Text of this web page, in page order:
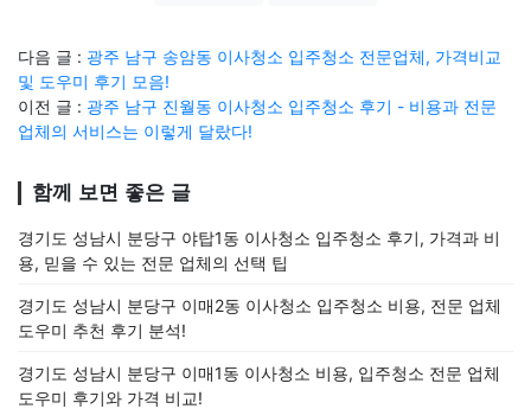
다음 글 : 광주 남구 송암동 이사청소 입주청소 전문업체, 가격비교
및 도우미 후기 모음!
이전 글 : 광주 남구 진월동 이사청소 입주청소 후기 - 비용과 전문
업체의 서비스는 이렇게 달랐다!
함께 보면 좋은 글
경기도 성남시 분당구 야탑1동 이사청소 입주청소 후기, 가격과 비
용, 믿을 수 있는 전문 업체의 선택 팁
경기도 성남시 분당구 이매2동 이사청소 입주청소 비용, 전문 업체
도우미 추천 후기 분석!
경기도 성남시 분당구 이매1동 이사청소 비용, 입주청소 전문 업체
도우미 후기와 가격 비교!